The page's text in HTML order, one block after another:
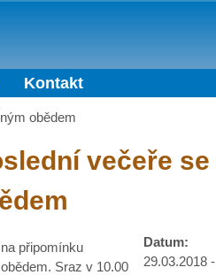
Kontakt
obědem
večeře se
připomínku
Sraz v 10.00
Datum:
29.03.2018 -